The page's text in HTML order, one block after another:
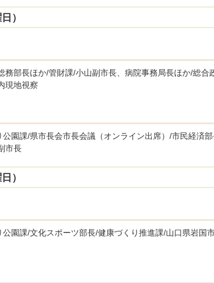
）
務部長ほか/管財課/小山副市長、病院事務局長ほか/総合
現地視察
園課/県市長会市長会議（オンライン出席）/市民経済
市長
）
園課/文化スポーツ部長/健康づくり推進課/山口県岩国